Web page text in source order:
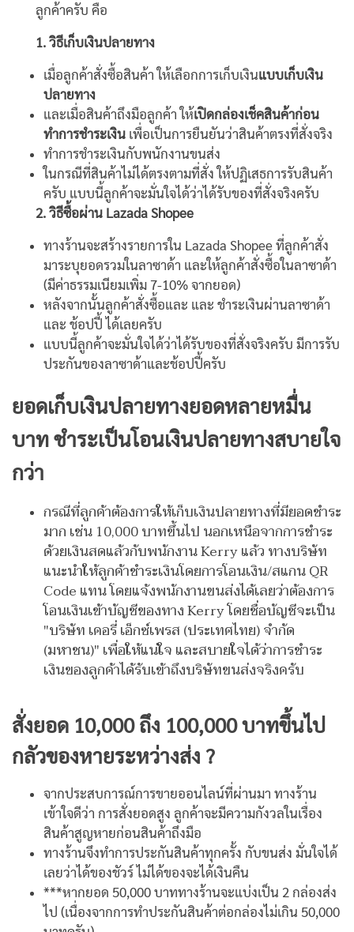
ลูกค้าครับ คือ
1. วิธีเก็บเงินปลายทาง
เมื่อลูกค้าสั่งซื้อสินค้า ให้เลือกการเก็บเงินแบบเก็บเงิน
ปลายทาง
และเมื่อสินค้าถึงมือลูกค้า ให้เปิดกล่องเช็คสินค้าก่อน
ทำการชำระเงิน เพื่อเป็นการยืนยันว่าสินค้าตรงที่สั่งจริง
ทำการชำระเงินกับพนักงานขนส่ง
ในกรณีที่สินค้าไม่ได้ตรงตามที่สั่ง ให้ปฏิเสธการรับสินค้า
ครับ แบบนี้ลูกค้าจะมั่นใจได้ว่าได้รับของที่สั่งจริงครับ
2. วิธีซื้อผ่าน Lazada Shopee
ทางร้านจะสร้างรายการใน Lazada Shopee ที่ลูกค้าสั่ง
มาระบุยอดรวมในลาซาด้า และให้ลูกค้าสั่งซื้อในลาซาด้า
(มีค่าธรรมเนียมเพิ่ม 7-10% จากยอด)
หลังจากนั้นลูกค้าสั่งซื้อและ และ ชำระเงินผ่านลาซาด้า
และ ช้อปปี้ ได้เลยครับ
แบบนี้ลูกค้าจะมั่นใจได้ว่าได้รับของที่สั่งจริงครับ มีการรับ
ประกันของลาซาด้าและช้อปปี้ครับ
ยอดเก็บเงินปลายทางยอดหลายหมื่น
บาท ชำระเป็นโอนเงินปลายทางสบายใจ
กว่า
กรณีที่ลูกค้าต้องการให้เก็บเงินปลายทางที่มียอดชำระ
มาก เช่น 10,000 บาทขึ้นไป นอกเหนือจากการชำระ
ด้วยเงินสดแล้วกับพนักงาน Kerry แล้ว ทางบริษัท
แนะนำให้ลูกค้าชำระเงินโดยการโอนเงิน/สแกน QR
Code แทน โดยแจ้งพนักงานขนส่งได้เลยว่าต้องการ
โอนเงินเข้าบัญชีของทาง Kerry โดยชื่อบัญชีจะเป็น
"บริษัท เคอรี่ เอ็กซ์เพรส (ประเทศไทย) จำกัด
(มหาชน)" เพื่อให้แน่ใจ และสบายใจได้ว่าการชำระ
เงินของลูกค้าได้รับเข้าถึงบริษัทขนส่งจริงครับ
สั่งยอด 10,000 ถึง 100,000 บาทขึ้นไป
กลัวของหายระหว่างส่ง ?
จากประสบการณ์การขายออนไลน์ที่ผ่านมา ทางร้าน
เข้าใจดีว่า การสั่งยอดสูง ลูกค้าจะมีความกังวลในเรื่อง
สินค้าสูญหายก่อนสินค้าถึงมือ
ทางร้านจึงทำการประกันสินค้าทุกครั้ง กับขนส่ง มั่นใจได้
เลยว่าได้ของชัวร์ ไม่ได้ของจะได้เงินคืน
***หากยอด 50,000 บาททางร้านจะแบ่งเป็น 2 กล่องส่ง
ไป (เนื่องจากการทำประกันสินค้าต่อกล่องไม่เกิน 50,000